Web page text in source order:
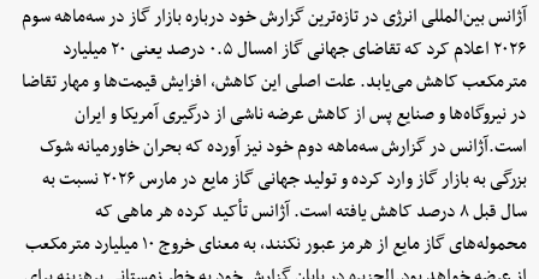
آژانس بین‌المللی انرژی در تازه‌ترین گزارش خود درباره بازار گاز در سه‌ماهه سوم
۲۰۲۶ اعلام کرد که تقاضای جهانی گاز امسال ۰.۵ درصد یعنی ۲۰ میلیارد
مترمکعب کاهش می‌یابد. علت اصلی این کاهش، افزایش قیمت‌ها و مهار تقاضا
در نیروگاه‌ها و صنایع پس از کاهش عرضه ناشی از درگیری آمریکا و ایران
است.آژانس در گزارش سه‌ماهه دوم خود نیز آورده که بحران خاورمیانه شوک
بزرگی به بازار گاز وارد کرده و تولید جهانی گاز مایع در مارس ۲۰۲۶ نسبت به
سال قبل ۸ درصد کاهش یافته است. آژانس تأکید کرده هر ماهی که
محموله‌های گاز مایع از هرمز عبور نکنند، به معنای خروج ۱۰ میلیارد مترمکعب